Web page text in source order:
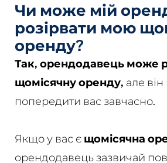
Чи може мій
розірвати мою
оренду?
Так, орендодавець може
щомісячну оренду, але
попередити вас завчасно.
Якщо у вас є щомісячна
орендодавець зазвичай